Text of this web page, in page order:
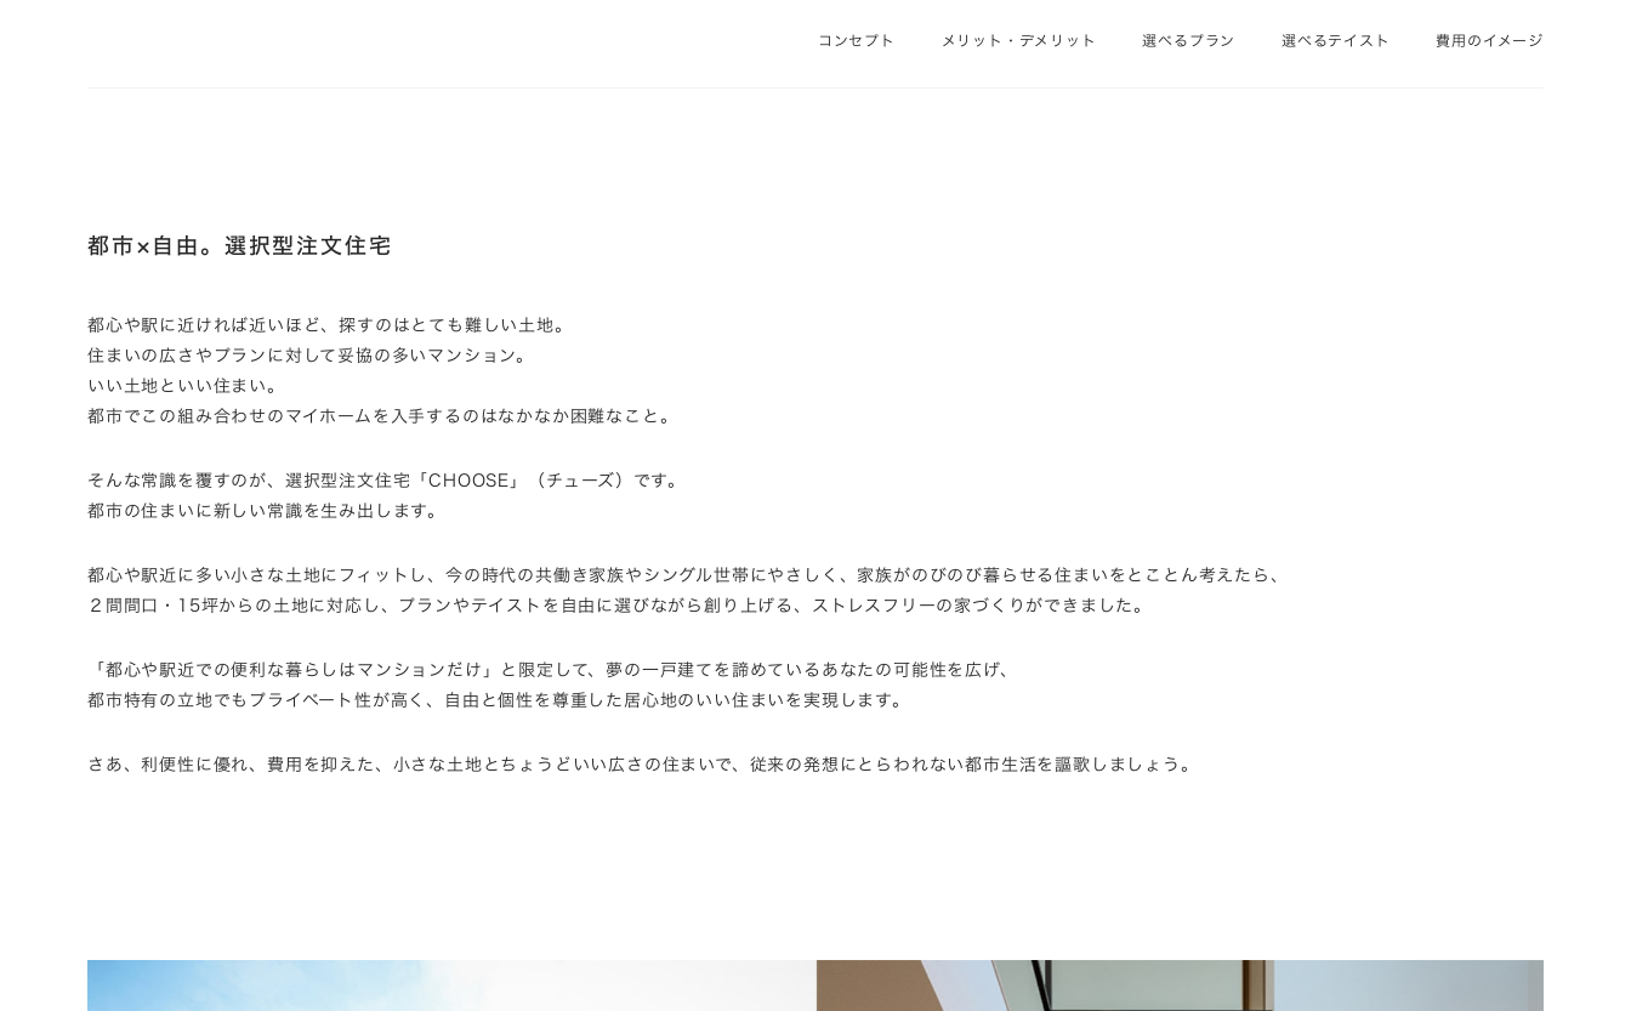
コンセプト メリット・デメリット 選べるプラン 選べるテイスト 費用のイメージ
都市×自由。選択型注文住宅
都心や駅に近ければ近いほど、探すのはとても難しい土地。
住まいの広さやプランに対して妥協の多いマンション。
いい土地といい住まい。
都市でこの組み合わせのマイホームを入手するのはなかなか困難なこと。
そんな常識を覆すのが、選択型注文住宅「CHOOSE」（チューズ）です。
都市の住まいに新しい常識を生み出します。
都心や駅近に多い小さな土地にフィットし、今の時代の共働き家族やシングル世帯にやさしく、家族がのびのび暮らせる住まいをとことん考えたら、
２間間口・15坪からの土地に対応し、プランやテイストを自由に選びながら創り上げる、ストレスフリーの家づくりができました。
「都心や駅近での便利な暮らしはマンションだけ」と限定して、夢の一戸建てを諦めているあなたの可能性を広げ、
都市特有の立地でもプライベート性が高く、自由と個性を尊重した居心地のいい住まいを実現します。
さあ、利便性に優れ、費用を抑えた、小さな土地とちょうどいい広さの住まいで、従来の発想にとらわれない都市生活を謳歌しましょう。